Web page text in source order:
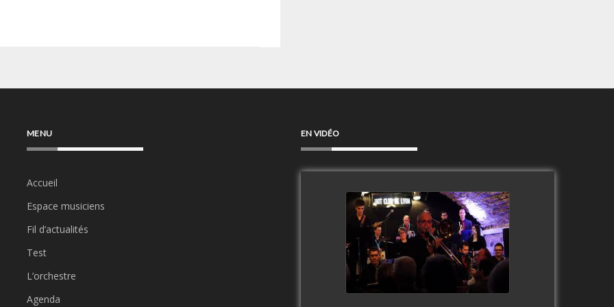
MENU
Accueil
Espace musiciens
Fil d’actualités
Test
L’orchestre
Agenda
EN VIDÉO
Clip Only Big Band 2019
watch video